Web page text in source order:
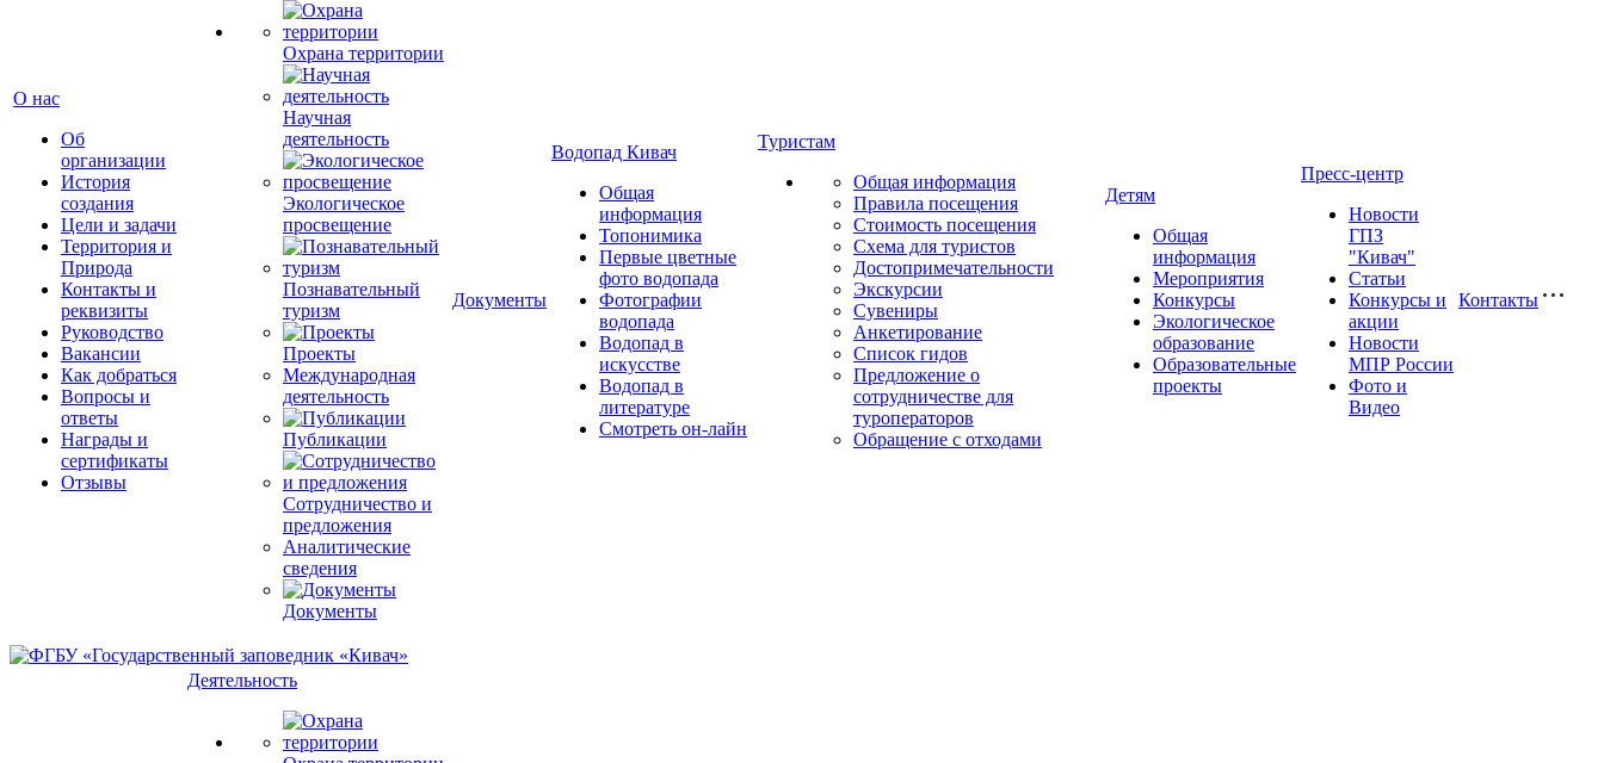
О нас
Об
организации
История
создания
Цели и задачи
Территория и
Природа
Контакты и
реквизиты
Руководство
Вакансии
Как добраться
Вопросы и
ответы
Награды и
сертификаты
Отзывы
Охрана территории
Научная
деятельность
Экологическое
просвещение
Познавательный
туризм
Проекты
Международная
деятельность
Публикации
Сотрудничество и
предложения
Аналитические
сведения
Документы
Документы
Водопад Кивач
Общая
информация
Топонимика
Первые цветные
фото водопада
Фотографии
водопада
Водопад в
искусстве
Водопад в
литературе
Смотреть он-лайн
Туристам
Общая информация
Правила посещения
Стоимость посещения
Схема для туристов
Достопримечательности
Экскурсии
Сувениры
Анкетирование
Список гидов
Предложение о
сотрудничестве для
туроператоров
Обращение с отходами
Детям
Общая
информация
Мероприятия
Конкурсы
Экологическое
образование
Образовательные
проекты
Пресс-центр
Новости
ГПЗ
"Кивач"
Статьи
Конкурсы и
акции
Новости
МПР России
Фото и
Видео
Контакты
Деятельность